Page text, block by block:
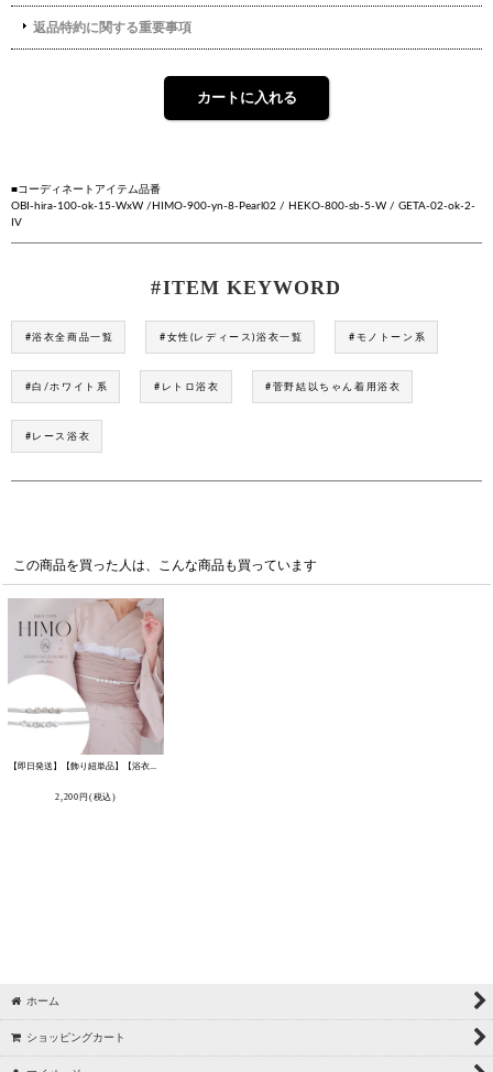
■コーディネートアイテム品番
OBI-hira-100-ok-15-WxW /HIMO-900-yn-8-Pearl02 / HEKO-800-sb-5-W / GETA-02-ok-2-
IV
#ITEM KEYWORD
#浴衣全商品一覧 #女性(レディース)浴衣一覧 #モノトーン系
#白/ホワイト系 #レトロ浴衣 #菅野結以ちゃん着用浴衣
#レース浴衣
この商品を買った人は、こんな商品も買っています
【即日発送】【飾り紐単品】【浴衣小物】ビジューパール飾り紐 / 帯飾り / 飾り帯 [OF03]
2,200 円 (税込)
ホーム
ショッピングカート